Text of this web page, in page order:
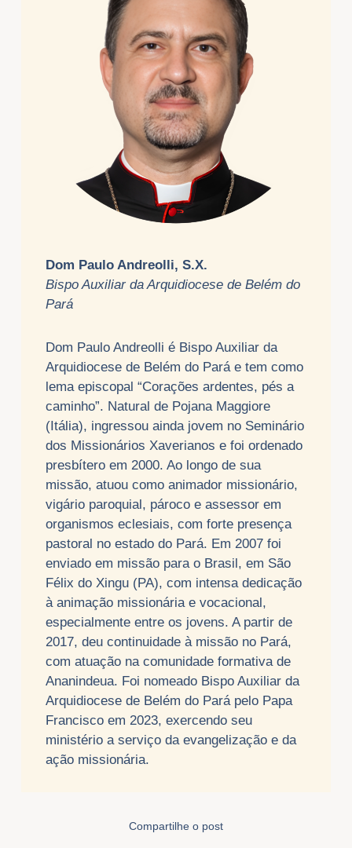
Dom Paulo Andreolli, S.X.
Bispo Auxiliar da Arquidiocese de Belém do
Pará
Dom Paulo Andreolli é Bispo Auxiliar da
Arquidiocese de Belém do Pará e tem como
lema episcopal “Corações ardentes, pés a
caminho”. Natural de Pojana Maggiore
(Itália), ingressou ainda jovem no Seminário
dos Missionários Xaverianos e foi ordenado
presbítero em 2000. Ao longo de sua
missão, atuou como animador missionário,
vigário paroquial, pároco e assessor em
organismos eclesiais, com forte presença
pastoral no estado do Pará. Em 2007 foi
enviado em missão para o Brasil, em São
Félix do Xingu (PA), com intensa dedicação
à animação missionária e vocacional,
especialmente entre os jovens. A partir de
2017, deu continuidade à missão no Pará,
com atuação na comunidade formativa de
Ananindeua. Foi nomeado Bispo Auxiliar da
Arquidiocese de Belém do Pará pelo Papa
Francisco em 2023, exercendo seu
ministério a serviço da evangelização e da
ação missionária.
Compartilhe o post